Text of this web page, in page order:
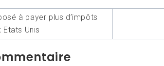
à payer plus d’impôts
Etats Unis